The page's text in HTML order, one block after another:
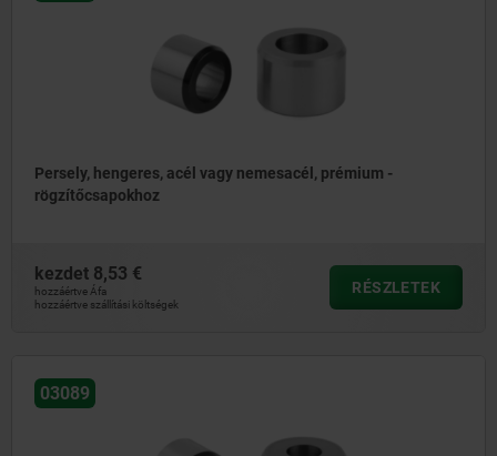
Persely, hengeres, acél vagy nemesacél, prémium -
rögzítőcsapokhoz
kezdet 8,53 €
hozzáértve Áfa
hozzáértve szállítási költségek
RÉSZLETEK
03089